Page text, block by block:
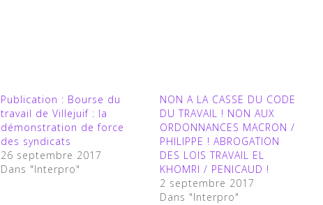
Publication : Bourse du
travail de Villejuif : la
démonstration de force
des syndicats
26 septembre 2017
Dans "Interpro"
NON A LA CASSE DU CODE
DU TRAVAIL ! NON AUX
ORDONNANCES MACRON /
PHILIPPE ! ABROGATION
DES LOIS TRAVAIL EL
KHOMRI / PENICAUD !
2 septembre 2017
Dans "Interpro"